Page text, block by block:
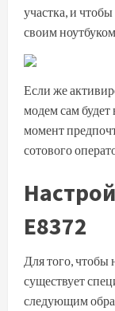
участка, и
своим
Если же
модем сам
момент
сотового
E8372
Для того, чтобы
существует
следующим